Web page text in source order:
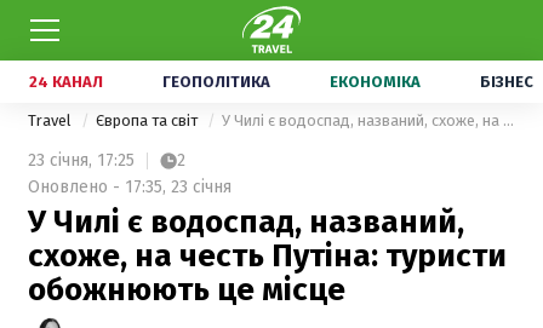
24 КАНАЛ ГЕОПОЛІТИКА ЕКОНОМІКА БІЗНЕС
Travel Європа та світ У Чилі є водоспад, названий, схоже, на честь Путіна: туристи обожнюють це місце
23 січня, 17:25
2
Оновлено - 17:35, 23 січня
У Чилі є водоспад, названий,
схоже, на честь Путіна: туристи
обожнюють це місце